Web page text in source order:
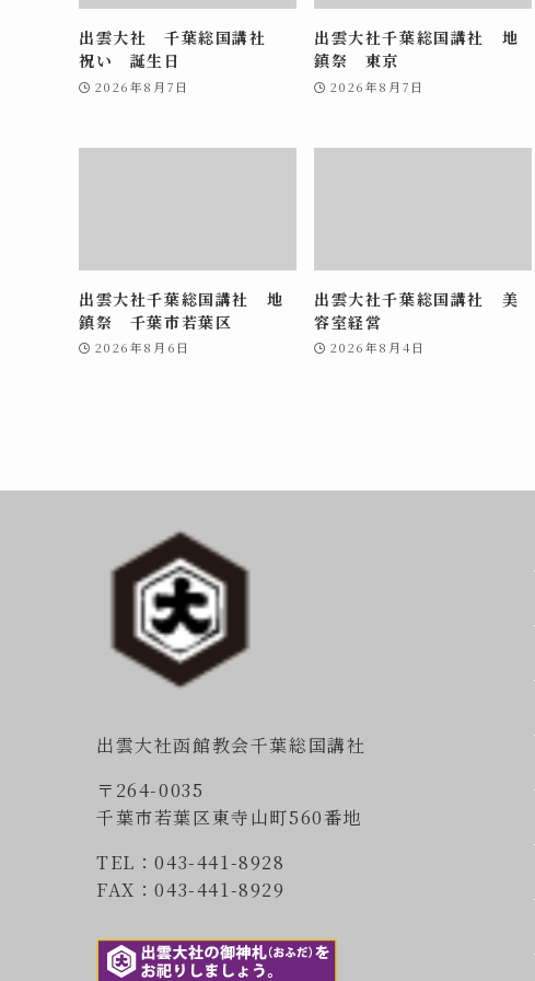
出雲大社 千葉総国講社
祝い 誕生日
2026年8月7日
出雲大社千葉総国講社 地
鎮祭 東京
2026年8月7日
出雲大社千葉総国講社 地
鎮祭 千葉市若葉区
2026年8月6日
出雲大社千葉総国講社 美
容室経営
2026年8月4日
出雲大社函館教会千葉総国講社
〒264-0035
千葉市若葉区東寺山町560番地
TEL：043-441-8928
FAX：043-441-8929